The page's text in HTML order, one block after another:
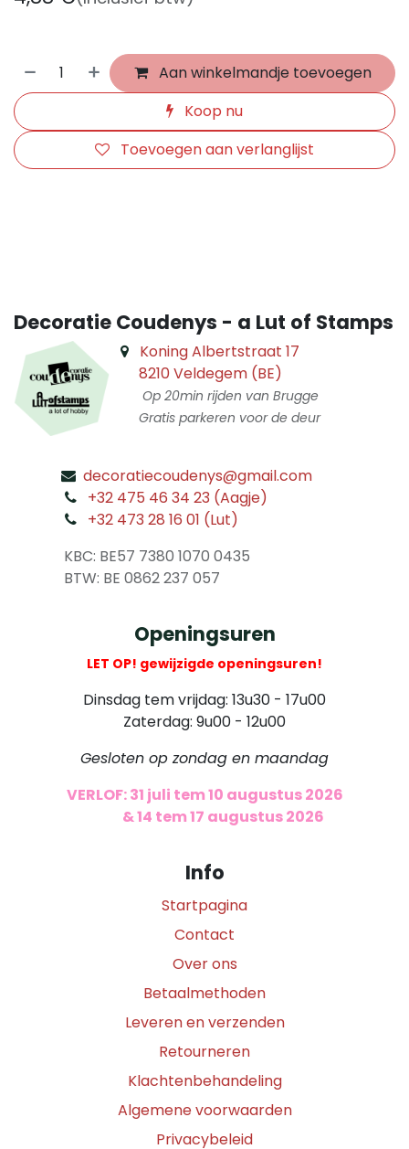
Aan winkelmandje toevoegen
Koop nu
Toevoegen aan verlanglijst
Decoratie Coudenys - a Lut of Stamps
Koning Albertstraat 17
8210 Veldegem (BE)
Op 20min rijden van Brugge
Gratis parkeren voor de deur
decoratiecoudenys@gmail.com
+32 475 46 34 23 (Aagje)
+32 473 28 16 01 (Lut)
KBC: BE57 7380 1070 0435
​ BTW: BE 0862 237 057
Openingsuren
LET OP! gewijzigde openingsuren!
Dinsdag tem vrijdag: 13u30 - 17u00
Zaterdag: 9u00 - 12u00
Gesloten op zondag en maandag
VERLOF: 31 juli tem 10 augustus 2026
& 14 tem 17 augustus 2026
Info
Startpagina
Contact
Over ons
Betaalmethoden
Leveren en verzenden
Retourneren
Klachtenbehandeling
Algemene voorwaarden
Privacybeleid